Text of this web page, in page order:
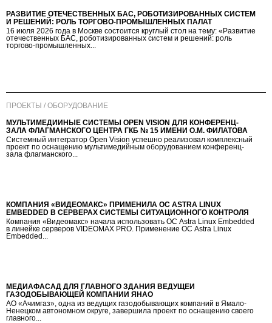
РАЗВИТИЕ ОТЕЧЕСТВЕННЫХ БАС, РОБОТИЗИРОВАННЫХ СИСТЕМ
И РЕШЕНИЙ: РОЛЬ ТОРГОВО-ПРОМЫШЛЕННЫХ ПАЛАТ
16 июля 2026 года в Москве состоится круглый стол на тему: «Развитие
отечественных БАС, роботизированных систем и решений: роль
торгово-промышленных...
ПРОЕКТЫ / ОБОРУДОВАНИЕ
МУЛЬТИМЕДИЙНЫЕ СИСТЕМЫ OPEN VISION ДЛЯ КОНФЕРЕНЦ-
ЗАЛА ФЛАГМАНСКОГО ЦЕНТРА ГКБ № 15 ИМЕНИ О.М. ФИЛАТОВА
Системный интегратор Open Vision успешно реализовал комплексный
проект по оснащению мультимедийным оборудованием конференц-
зала флагманского...
КОМПАНИЯ «ВИДЕОМАКС» ПРИМЕНИЛА ОС ASTRA LINUX
EMBEDDED В СЕРВЕРАХ СИСТЕМЫ СИТУАЦИОННОГО КОНТРОЛЯ
Компания «Видеомакс» начала использовать ОС Astra Linux Embedded
в линейке серверов VIDEOMAX PRO. Применение ОС Astra Linux
Embedded...
МЕДИАФАСАД ДЛЯ ГЛАВНОГО ЗДАНИЯ ВЕДУЩЕЙ
ГАЗОДОБЫВАЮЩЕЙ КОМПАНИИ ЯНАО
АО «Ачимгаз», одна из ведущих газодобывающих компаний в Ямало-
Ненецком автономном округе, завершила проект по оснащению своего
главного...